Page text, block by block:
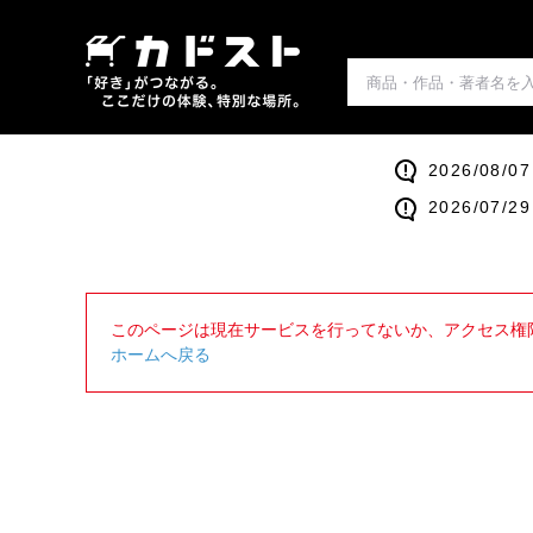
2026/08/07
2026/07/29
このページは現在サービスを行ってないか、アクセス
ホームへ戻る